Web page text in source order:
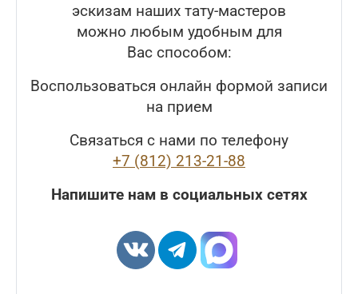
эскизам наших тату-мастеров
можно любым удобным для
Вас способом:
Воспользоваться онлайн формой записи
на прием
Связаться с нами по телефону
+7 (812) 213-21-88
Напишите нам в социальных сетях